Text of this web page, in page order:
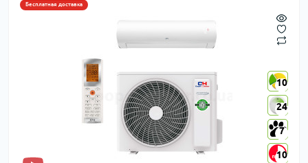
Бесплатная доставка
10
24
7
10
10
24
7
10